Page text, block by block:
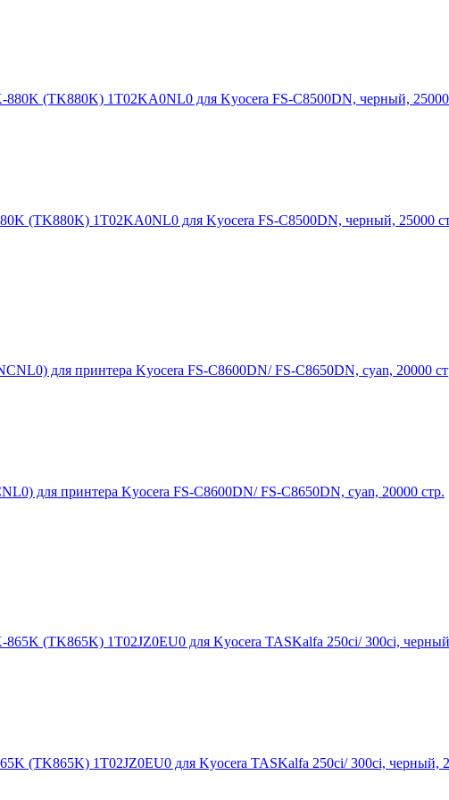
(TK880K) 1T02KA0NL0 для Kyocera FS-C8500DN, черный, 25000
для принтера Kyocera FS-C8600DN/ FS-C8650DN, cyan, 20000 стр.
(TK865K) 1T02JZ0EU0 для Kyocera TASKalfa 250ci/ 300ci, черный,